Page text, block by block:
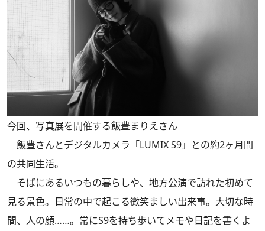
今回、写真展を開催する飯豊まりえさん
飯豊さんとデジタルカメラ「LUMIX S9」との約2ヶ月間
の共同生活。
そばにあるいつもの暮らしや、地方公演で訪れた初めて
見る景色。日常の中で起こる微笑ましい出来事。大切な時
間、人の顔……。常にS9を持ち歩いてメモや日記を書くよ